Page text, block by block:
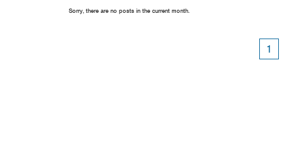
Sorry, there are no posts in the current month.
1